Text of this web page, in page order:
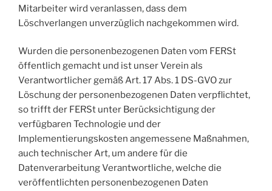
Mitarbeiter wird veranlassen, dass dem
Löschverlangen unverzüglich nachgekommen wird.
Wurden die personenbezogenen Daten vom FERSt
öffentlich gemacht und ist unser Verein als
Verantwortlicher gemäß Art. 17 Abs. 1 DS-GVO zur
Löschung der personenbezogenen Daten verpflichtet,
so trifft der FERSt unter Berücksichtigung der
verfügbaren Technologie und der
Implementierungskosten angemessene Maßnahmen,
auch technischer Art, um andere für die
Datenverarbeitung Verantwortliche, welche die
veröffentlichten personenbezogenen Daten